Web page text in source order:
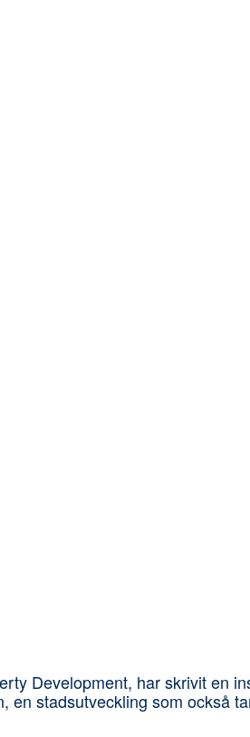
Development, har skrivit en
en stadsutveckling som också